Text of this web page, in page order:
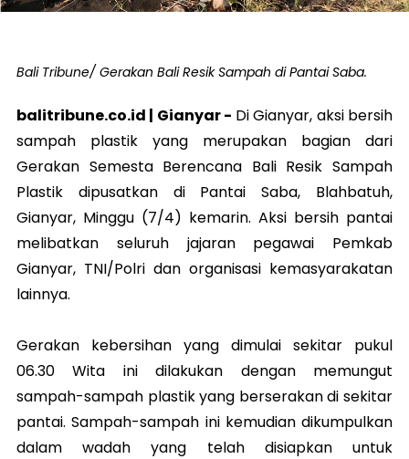
Bali Tribune/ Gerakan Bali Resik Sampah di Pantai Saba.
balitribune.co.id | Gianyar - Di Gianyar, aksi bersih
sampah plastik yang merupakan bagian dari
Gerakan Semesta Berencana Bali Resik Sampah
Plastik dipusatkan di Pantai Saba, Blahbatuh,
Gianyar, Minggu (7/4) kemarin. Aksi bersih pantai
melibatkan seluruh jajaran pegawai Pemkab
Gianyar, TNI/Polri dan organisasi kemasyarakatan
lainnya.
Gerakan kebersihan yang dimulai sekitar pukul
06.30 Wita ini dilakukan dengan memungut
sampah-sampah plastik yang berserakan di sekitar
pantai. Sampah-sampah ini kemudian dikumpulkan
dalam wadah yang telah disiapkan untuk